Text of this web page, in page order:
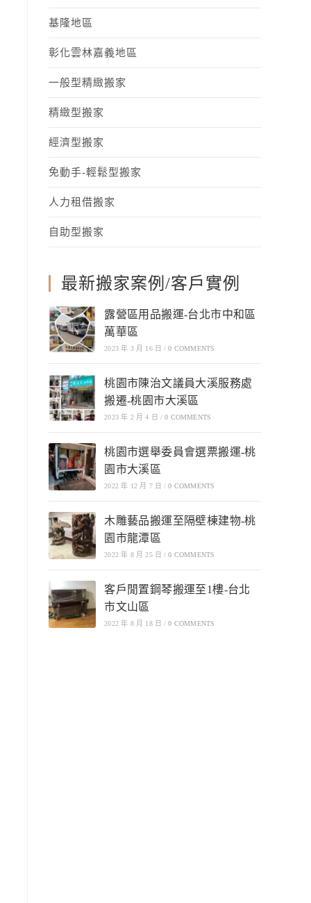
基隆地區
彰化雲林嘉義地區
一般型精緻搬家
精緻型搬家
經濟型搬家
免動手-輕鬆型搬家
人力租借搬家
自助型搬家
最新搬家案例/客戶實例
露營區用品搬運-台北市中和區
萬華區
2023 年 3 月 16 日 / 0 COMMENTS
桃園市陳治文議員大溪服務處
搬遷-桃園市大溪區
2023 年 2 月 4 日 / 0 COMMENTS
桃園市選舉委員會選票搬運-桃
園市大溪區
2022 年 12 月 7 日 / 0 COMMENTS
木雕藝品搬運至隔壁棟建物-桃
園市龍潭區
2022 年 8 月 25 日 / 0 COMMENTS
客戶閒置鋼琴搬運至1樓-台北
市文山區
2022 年 8 月 18 日 / 0 COMMENTS